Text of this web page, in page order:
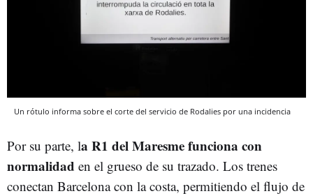
Un rótulo informa sobre el corte del servicio de Rodalies por una incidencia
Por su parte, la R1 del Maresme funciona con
normalidad en el grueso de su trazado. Los trenes
conectan Barcelona con la costa, permitiendo el flujo de